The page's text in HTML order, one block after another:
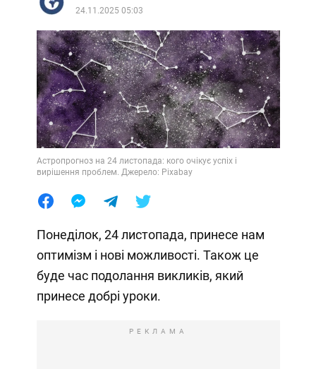
24.11.2025 05:03
Астропрогноз на 24 листопада: кого очікує успіх і
вирішення проблем. Джерело: Pixabay
Понеділок, 24 листопада, принесе нам
оптимізм і нові можливості. Також це
буде час подолання викликів, який
принесе добрі уроки.
РЕКЛАМА